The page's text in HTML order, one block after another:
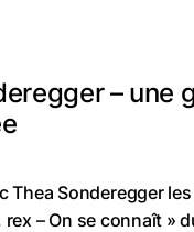
– une
Thea Sonderegger
rex – On se connaît »